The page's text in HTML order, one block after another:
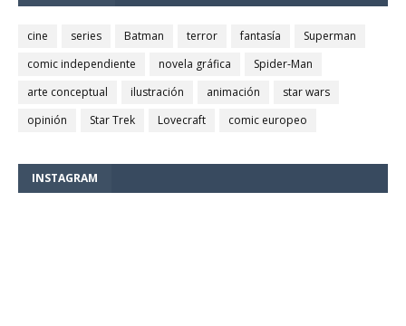
cine series Batman terror fantasía
Superman
comic independiente
novela gráfica
Spider-Man
arte conceptual
ilustración animación
star wars
opinión
Star Trek Lovecraft comic europeo
INSTAGRAM